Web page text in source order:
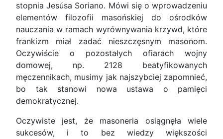
stopnia Jesúsa Soriano. Mówi się o wprowadzeniu
elementów filozofii masońskiej do ośrodków
nauczania w ramach wyrównywania krzywd, które
frankizm miał zadać nieszczęsnym masonom.
Oczywiście o pozostałych ofiarach wojny
domowej, np. 2128 beatyfikowanych
męczennikach, musimy jak najszybciej zapomnieć,
bo tak stanowi nowa ustawa o pamięci
demokratycznej.
Oczywiste jest, że masoneria osiągnęła wiele
sukcesów, i to bez wiedzy większości